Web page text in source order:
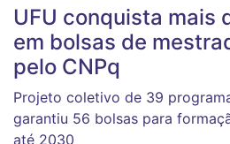
UFU conquista mais
em bolsas de
pelo CNPq
Projeto coletivo de 39
garantiu 56 bolsas para
até 2030